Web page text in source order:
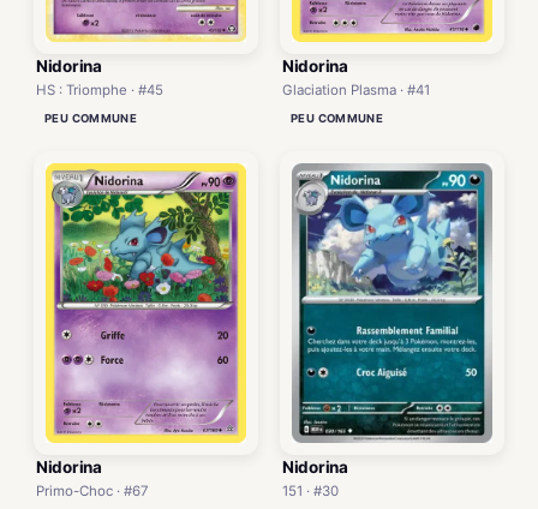
Nidorina
HS : Triomphe · #45
PEU COMMUNE
Nidorina
Glaciation Plasma · #41
PEU COMMUNE
Nidorina
Primo-Choc · #67
Nidorina
151 · #30